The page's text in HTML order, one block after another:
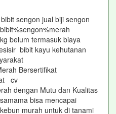
sengon jual biji sengon
belum termasuk biaya
bibit kayu kehutanan
Bersertifikat
cv
dengan Mutu dan Kualitas
bisa mencapai
murah untuk di tanami